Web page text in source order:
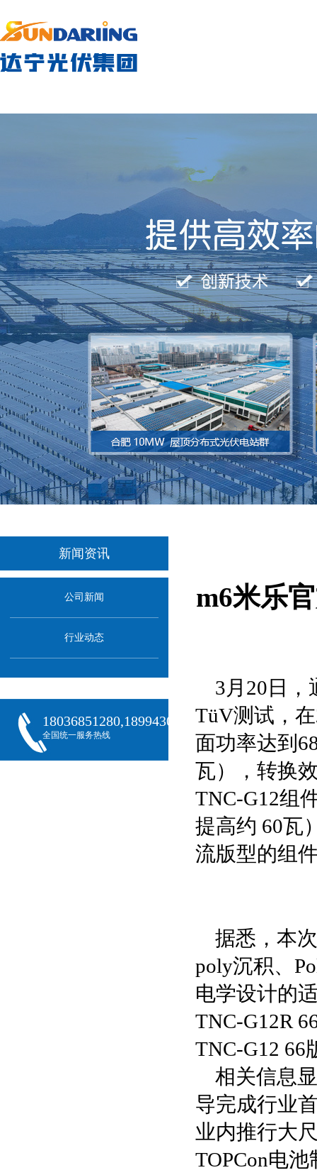
新闻资讯
公司新闻
行业动态
18036851280,18994301288,18068407382
全国统一服务热线
m6米乐
3月20日
TüV测试，
面功率达到
瓦），转换
TNC-G12组
提高约 60瓦
流版型的组
据悉，本
poly沉积、
电学设计的
TNC-G12R
TNC-G12 66
相关信息
导完成行业
业内推行大
TOPCon电